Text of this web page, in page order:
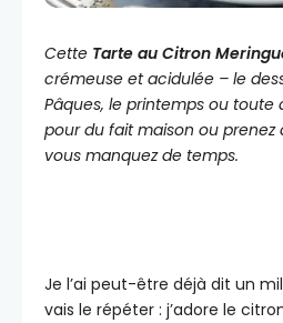
Cette Tarte au Citron
crémeuse et acidulée – le
Pâques, le printemps ou toute
pour du fait maison ou
vous manquez de temps.
Je l’ai peut-être déjà dit un
vais le répéter : j’adore le